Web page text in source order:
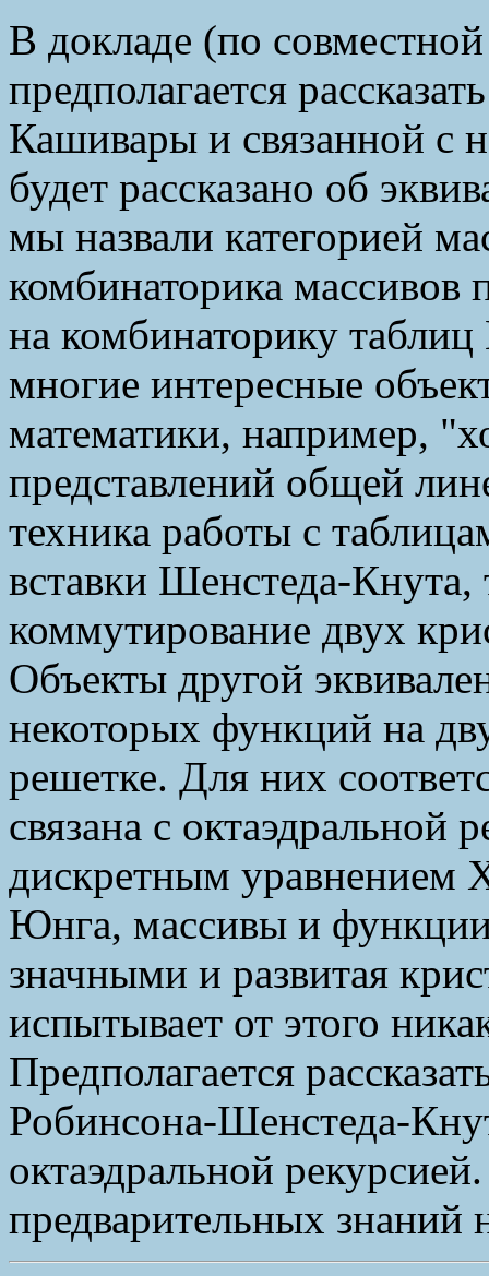
В докладе (по
предполагается
Кашивары и связанной с
будет рассказано об
мы назвали категорией
комбинаторика массивов
на комбинаторику
многие интересные
математики, например,
представлений общей
техника работы с
вставки Шенстеда-Кнута,
коммутирование двух
Объекты другой
некоторых функций на
решетке. Для них
связана с октаэдральной
дискретным уравнением
Юнга, массивы и
значными и развитая
испытывает от этого
Предполагается
Робинсона-Шенстеда-
октаэдральной
предварительных знаний